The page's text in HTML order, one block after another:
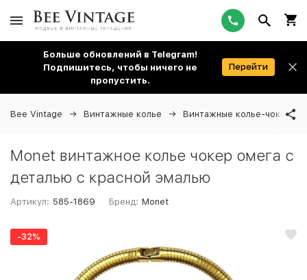
Больше обновлений в Telegram!
Подпишитесь, чтобы ничего не
пропустить.
Перейти
Bee Vintage Винтажные колье Винтажные колье-чокеры
Monet винтажное колье чокер омега с
деталью с красной эмалью
Артикул: 585-1869 Бренд: Monet
-32%